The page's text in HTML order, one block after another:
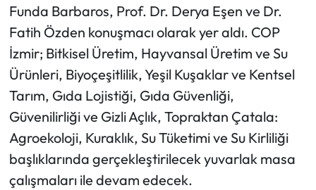
Funda Barbaros, Prof. Dr. Derya Eşen ve Dr.
Fatih Özden konuşmacı olarak yer aldı. COP
İzmir; Bitkisel Üretim, Hayvansal Üretim ve Su
Ürünleri, Biyoçeşitlilik, Yeşil Kuşaklar ve Kentsel
Tarım, Gıda Lojistiği, Gıda Güvenliği,
Güvenilirliği ve Gizli Açlık, Topraktan Çatala:
Agroekoloji, Kuraklık, Su Tüketimi ve Su Kirliliği
başlıklarında gerçekleştirilecek yuvarlak masa
çalışmaları ile devam edecek.